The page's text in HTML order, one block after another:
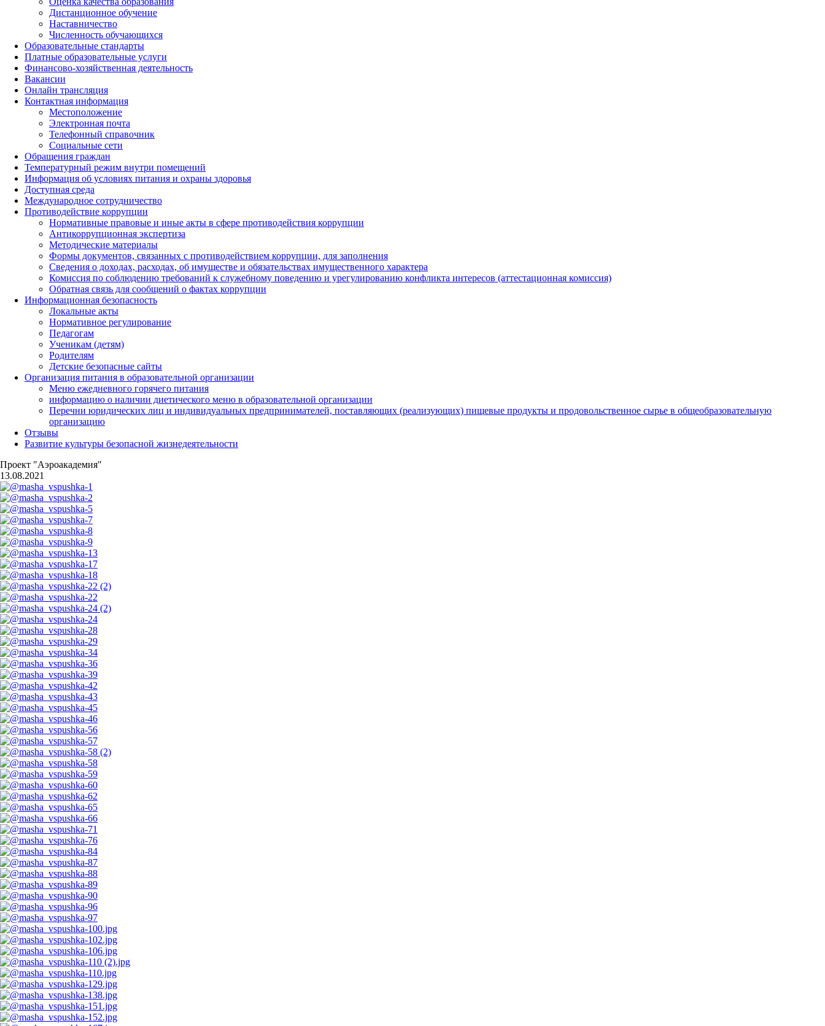
Дистанционное обучение
Наставничество
Численность обучающихся
Образовательные стандарты
Платные образовательные услуги
Финансово-хозяйственная деятельность
Вакансии
Онлайн трансляция
Контактная информация
Местоположение
Электронная почта
Телефонный справочник
Социальные сети
Обращения граждан
Температурный режим внутри помещений
Информация об условиях питания и охраны здоровья
Доступная среда
Международное сотрудничество
Противодействие коррупции
Нормативные правовые и иные акты в сфере противодействия коррупции
Антикоррупционная экспертиза
Методические материалы
Формы документов, связанных с противодействием коррупции, для заполнения
Сведения о доходах, расходах, об имуществе и обязательствах имущественного характера
Комиссия по соблюдению требований к служебному поведению и урегулированию конфликта интересов (аттестационная комиссия)
Обратная связь для сообщений о фактах коррупции
Информационная безопасность
Локальные акты
Нормативное регулирование
Педагогам
Ученикам (детям)
Родителям
Детские безопасные сайты
Организация питания в образовательной организации
Меню ежедневного горячего питания
информацию о наличии диетического меню в образовательной организации
Перечни юридических лиц и индивидуальных предпринимателей, поставляющих (реализующих) пищевые продукты и продовольственное сырье в общеобразовательную
организацию
Отзывы
Развитие культуры безопасной жизнедеятельности
Проект "Аэроакадемия"
13.08.2021